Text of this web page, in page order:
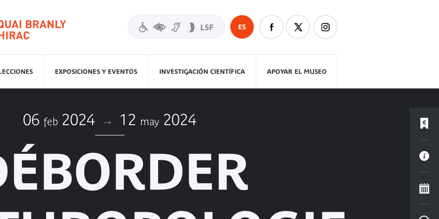
ES
EXPOSICIONES Y EVENTOS INVESTIGACIÓN CIENTÍFICA APOYAR EL MUSEO
06 feb 2024 12 may 2024